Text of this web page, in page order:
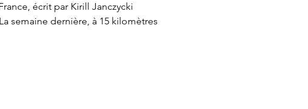
écrit par Kirill Janczycki
semaine dernière, à 15 kilomètres